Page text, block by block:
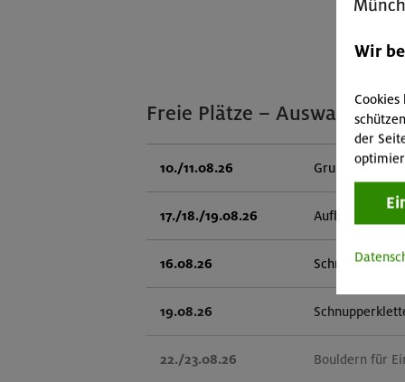
Freie Plätze – Auswahl
10./11.08.26 Grundkurs
17./18./19.08.26 Aufbaukurs
16.08.26
19.08.26
22./23.08.26 Bouldern für
Wir
der